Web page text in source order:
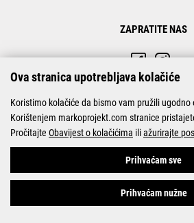
ZAPRATITE NAS
© Marko-Projekt 2026
Ova stranica upotrebljava kolačiće
Koristimo kolačiće da bismo vam pružili ugodno
Korištenjem markoprojekt.com stranice
Pročitajte Obavijest o kolačićima iliažurirajte
Prihvaćam sve
Prihvaćam nužne